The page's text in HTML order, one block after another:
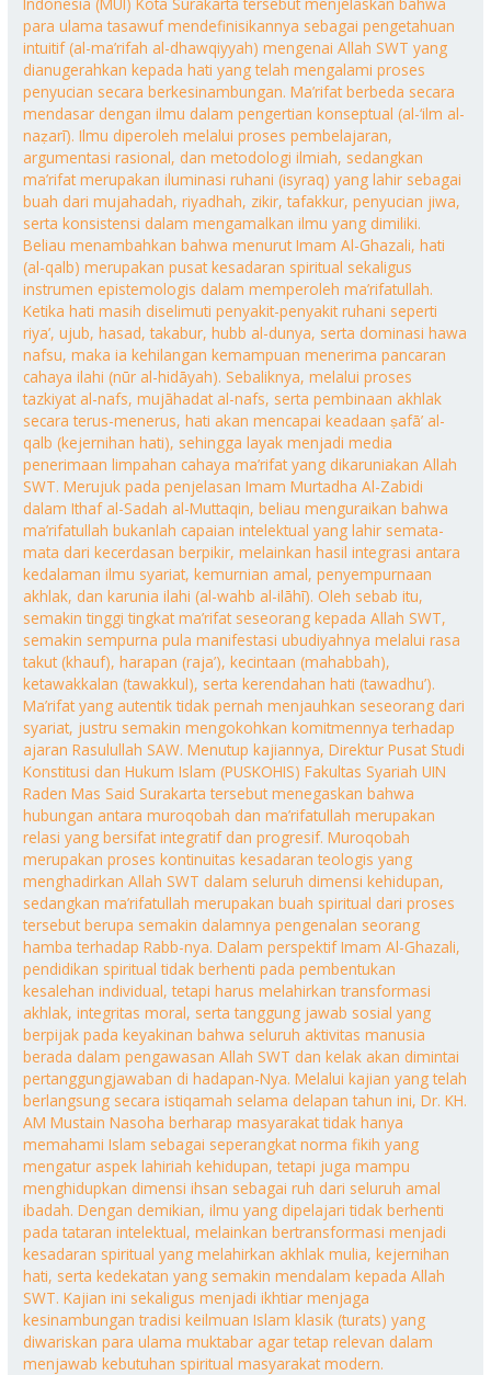
para ulama tasawuf mendefinisikannya sebagai pengetahuan
intuitif (al-ma’rifah al-dhawqiyyah) mengenai Allah SWT yang
dianugerahkan kepada hati yang telah mengalami proses
penyucian secara berkesinambungan. Ma’rifat berbeda secara
mendasar dengan ilmu dalam pengertian konseptual (al-‘ilm al-
naẓarī). Ilmu diperoleh melalui proses pembelajaran,
argumentasi rasional, dan metodologi ilmiah, sedangkan
ma’rifat merupakan iluminasi ruhani (isyraq) yang lahir sebagai
buah dari mujahadah, riyadhah, zikir, tafakkur, penyucian jiwa,
serta konsistensi dalam mengamalkan ilmu yang dimiliki.
Beliau menambahkan bahwa menurut Imam Al-Ghazali, hati
(al-qalb) merupakan pusat kesadaran spiritual sekaligus
instrumen epistemologis dalam memperoleh ma’rifatullah.
Ketika hati masih diselimuti penyakit-penyakit ruhani seperti
riya’, ujub, hasad, takabur, hubb al-dunya, serta dominasi hawa
nafsu, maka ia kehilangan kemampuan menerima pancaran
cahaya ilahi (nūr al-hidāyah). Sebaliknya, melalui proses
tazkiyat al-nafs, mujāhadat al-nafs, serta pembinaan akhlak
secara terus-menerus, hati akan mencapai keadaan ṣafā’ al-
qalb (kejernihan hati), sehingga layak menjadi media
penerimaan limpahan cahaya ma’rifat yang dikaruniakan Allah
SWT. Merujuk pada penjelasan Imam Murtadha Al-Zabidi
dalam Ithaf al-Sadah al-Muttaqin, beliau menguraikan bahwa
ma’rifatullah bukanlah capaian intelektual yang lahir semata-
mata dari kecerdasan berpikir, melainkan hasil integrasi antara
kedalaman ilmu syariat, kemurnian amal, penyempurnaan
akhlak, dan karunia ilahi (al-wahb al-ilāhī). Oleh sebab itu,
semakin tinggi tingkat ma’rifat seseorang kepada Allah SWT,
semakin sempurna pula manifestasi ubudiyahnya melalui rasa
takut (khauf), harapan (raja’), kecintaan (mahabbah),
ketawakkalan (tawakkul), serta kerendahan hati (tawadhu’).
Ma’rifat yang autentik tidak pernah menjauhkan seseorang dari
syariat, justru semakin mengokohkan komitmennya terhadap
ajaran Rasulullah SAW. Menutup kajiannya, Direktur Pusat Studi
Konstitusi dan Hukum Islam (PUSKOHIS) Fakultas Syariah UIN
Raden Mas Said Surakarta tersebut menegaskan bahwa
hubungan antara muroqobah dan ma’rifatullah merupakan
relasi yang bersifat integratif dan progresif. Muroqobah
merupakan proses kontinuitas kesadaran teologis yang
menghadirkan Allah SWT dalam seluruh dimensi kehidupan,
sedangkan ma’rifatullah merupakan buah spiritual dari proses
tersebut berupa semakin dalamnya pengenalan seorang
hamba terhadap Rabb-nya. Dalam perspektif Imam Al-Ghazali,
pendidikan spiritual tidak berhenti pada pembentukan
kesalehan individual, tetapi harus melahirkan transformasi
akhlak, integritas moral, serta tanggung jawab sosial yang
berpijak pada keyakinan bahwa seluruh aktivitas manusia
berada dalam pengawasan Allah SWT dan kelak akan dimintai
pertanggungjawaban di hadapan-Nya. Melalui kajian yang telah
berlangsung secara istiqamah selama delapan tahun ini, Dr. KH.
AM Mustain Nasoha berharap masyarakat tidak hanya
memahami Islam sebagai seperangkat norma fikih yang
mengatur aspek lahiriah kehidupan, tetapi juga mampu
menghidupkan dimensi ihsan sebagai ruh dari seluruh amal
ibadah. Dengan demikian, ilmu yang dipelajari tidak berhenti
pada tataran intelektual, melainkan bertransformasi menjadi
kesadaran spiritual yang melahirkan akhlak mulia, kejernihan
hati, serta kedekatan yang semakin mendalam kepada Allah
SWT. Kajian ini sekaligus menjadi ikhtiar menjaga
kesinambungan tradisi keilmuan Islam klasik (turats) yang
diwariskan para ulama muktabar agar tetap relevan dalam
menjawab kebutuhan spiritual masyarakat modern.